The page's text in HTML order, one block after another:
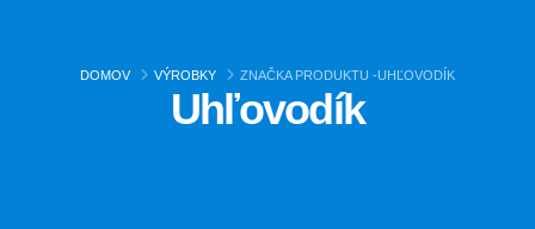
DOMOV VÝROBKY ZNAČKA PRODUKTU -UHĽOVODÍK
Uhľovodík